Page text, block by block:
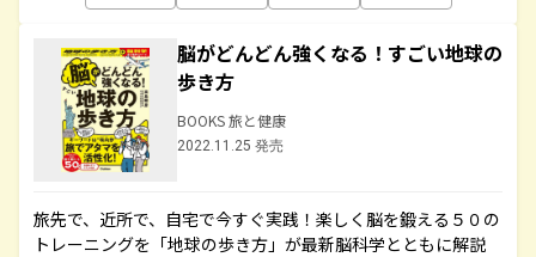
脳がどんどん強くなる！すごい地球の
歩き方
BOOKS 旅と健康
2022.11.25 発売
旅先で、近所で、自宅で今すぐ実践！楽しく脳を鍛える５０の
トレーニングを「地球の歩き方」が最新脳科学とともに解説